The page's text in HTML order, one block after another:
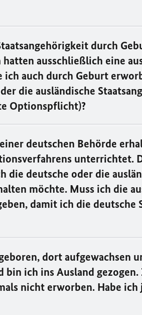
durch
ausschließlich eine
ich auch durch Geburt
die ausländische
Optionspflicht)?
deutschen Behörde
unterrichtet.
die deutsche oder die
möchte. Muss ich die
damit ich die deutsche
dort aufgewachsen
bin ich ins Ausland
nicht erworben. Habe